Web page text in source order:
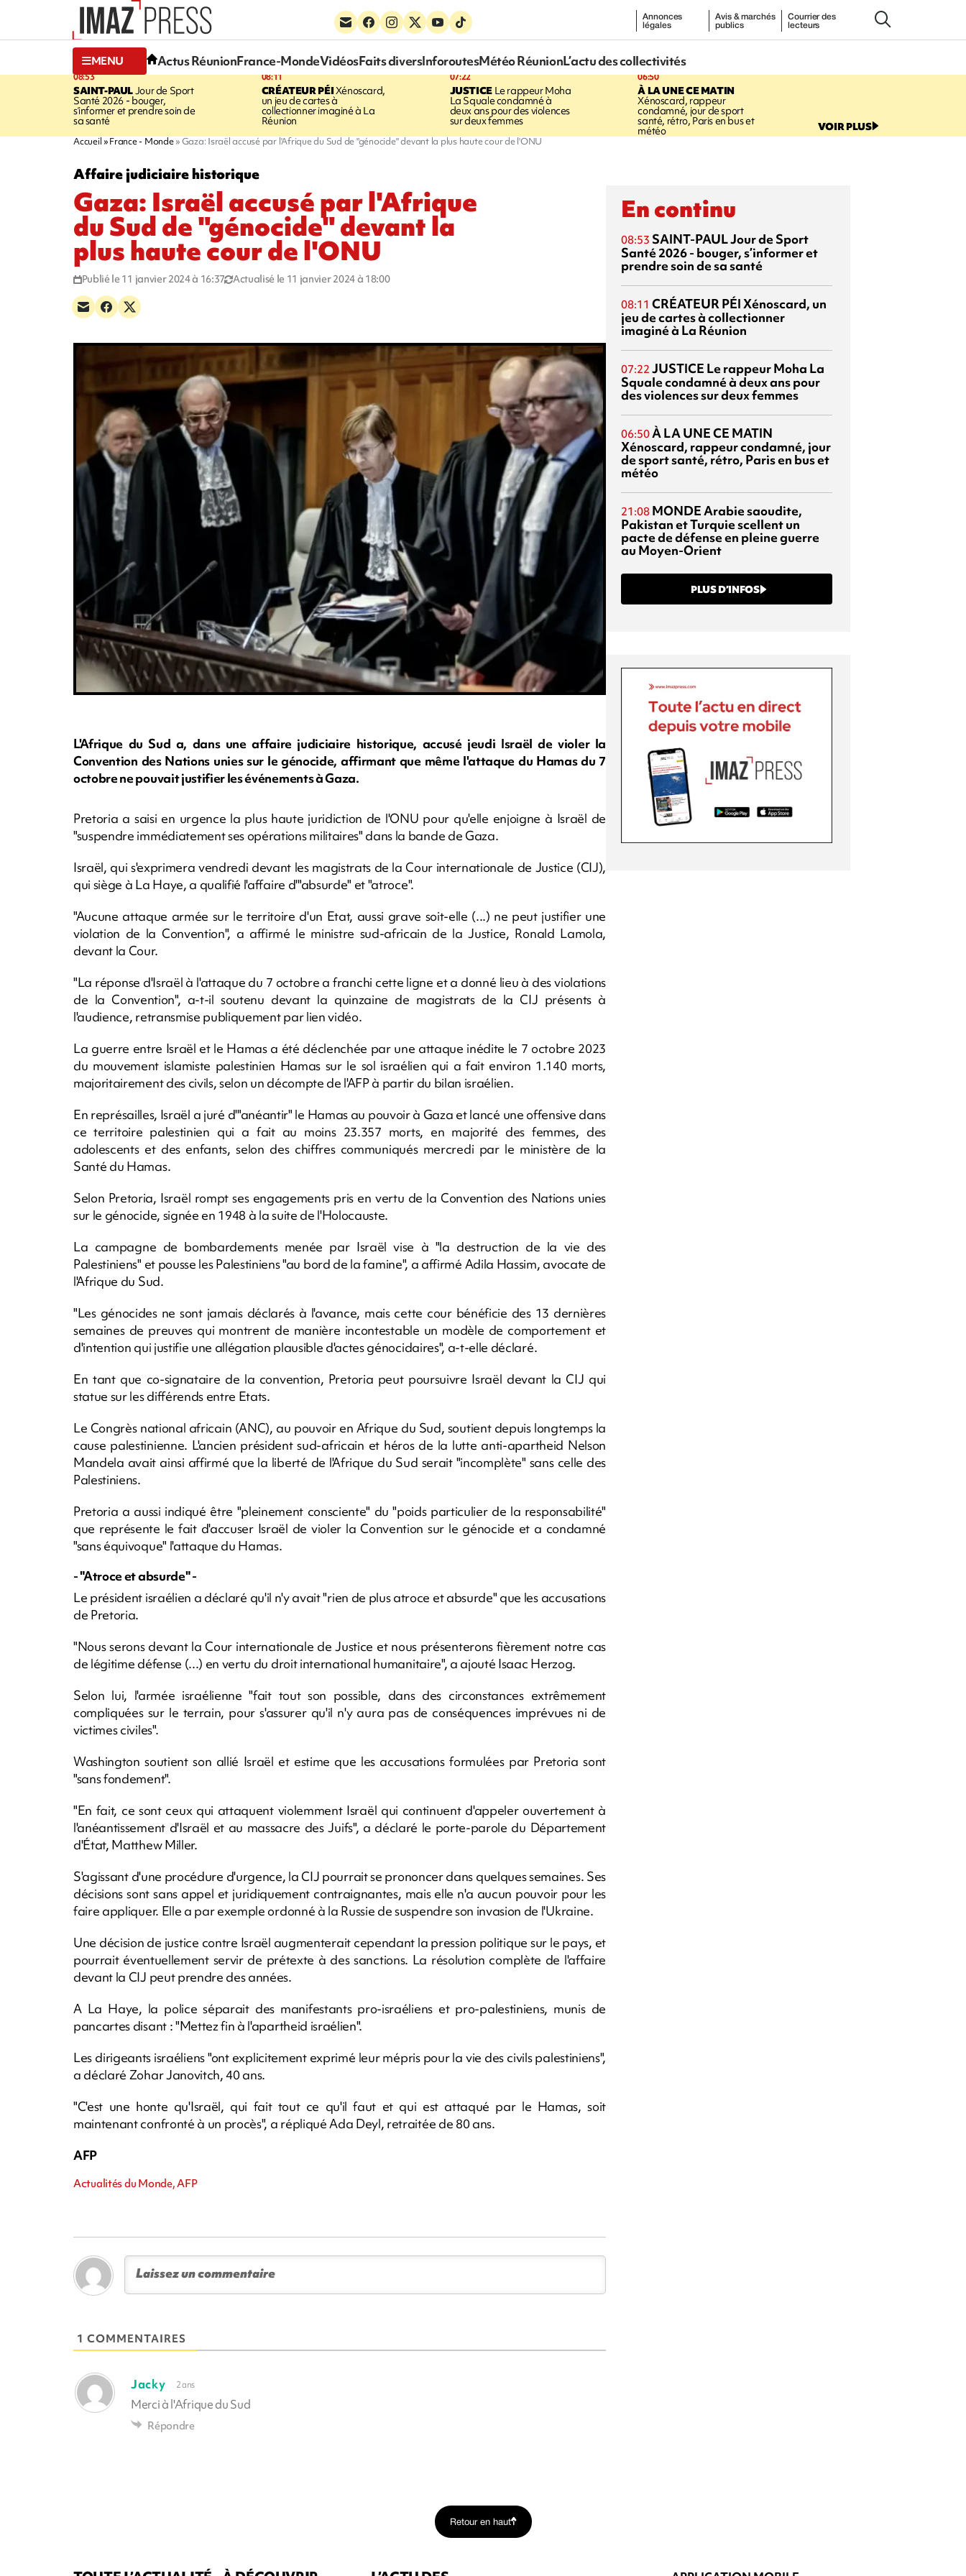
Annonces
légales
Avis & marchés
publics
Courrier des
lecteurs
MENU Actus RéunionFrance-MondeVidéosFaits diversInforoutesMétéo RéunionL’actu des collectivités
08:53
SAINT-PAULJour de Sport
Santé 2026 - bouger,
s’informer et prendre soin de
sa santé
08:11
CRÉATEUR PÉIXénoscard,
un jeu de cartes à
collectionner imaginé à La
Réunion
07:22
JUSTICELe rappeur Moha
La Squale condamné à
deux ans pour des violences
sur deux femmes
06:50
À LA UNE CE MATIN
Xénoscard, rappeur
condamné, jour de sport
santé, rétro, Paris en bus et
météo VOIR PLUS
Accueil France - Monde Gaza: Israël accusé par l'Afrique du Sud de "génocide" devant la plus haute cour de l'ONU
Affaire judiciaire historique
Gaza: Israël accusé par l'Afrique
du Sud de "génocide" devant la
plus haute cour de l'ONU
Publié le 11 janvier 2024 à 16:37 Actualisé le 11 janvier 2024 à 18:00
L'Afrique du Sud a, dans une affaire judiciaire historique, accusé jeudi Israël de violer la
Convention des Nations unies sur le génocide, affirmant que même l'attaque du Hamas du 7
octobre ne pouvait justifier les événements à Gaza.
Pretoria a saisi en urgence la plus haute juridiction de l'ONU pour qu'elle enjoigne à Israël de
"suspendre immédiatement ses opérations militaires" dans la bande de Gaza.
Israël, qui s'exprimera vendredi devant les magistrats de la Cour internationale de Justice (CIJ),
qui siège à La Haye, a qualifié l'affaire d'"absurde" et "atroce".
"Aucune attaque armée sur le territoire d'un Etat, aussi grave soit-elle (...) ne peut justifier une
violation de la Convention", a affirmé le ministre sud-africain de la Justice, Ronald Lamola,
devant la Cour.
"La réponse d'Israël à l'attaque du 7 octobre a franchi cette ligne et a donné lieu à des violations
de la Convention", a-t-il soutenu devant la quinzaine de magistrats de la CIJ présents à
l'audience, retransmise publiquement par lien vidéo.
La guerre entre Israël et le Hamas a été déclenchée par une attaque inédite le 7 octobre 2023
du mouvement islamiste palestinien Hamas sur le sol israélien qui a fait environ 1.140 morts,
majoritairement des civils, selon un décompte de l'AFP à partir du bilan israélien.
En représailles, Israël a juré d'"anéantir" le Hamas au pouvoir à Gaza et lancé une offensive dans
ce territoire palestinien qui a fait au moins 23.357 morts, en majorité des femmes, des
adolescents et des enfants, selon des chiffres communiqués mercredi par le ministère de la
Santé du Hamas.
Selon Pretoria, Israël rompt ses engagements pris en vertu de la Convention des Nations unies
sur le génocide, signée en 1948 à la suite de l'Holocauste.
La campagne de bombardements menée par Israël vise à "la destruction de la vie des
Palestiniens" et pousse les Palestiniens "au bord de la famine", a affirmé Adila Hassim, avocate de
l'Afrique du Sud.
"Les génocides ne sont jamais déclarés à l'avance, mais cette cour bénéficie des 13 dernières
semaines de preuves qui montrent de manière incontestable un modèle de comportement et
d'intention qui justifie une allégation plausible d'actes génocidaires", a-t-elle déclaré.
En tant que co-signataire de la convention, Pretoria peut poursuivre Israël devant la CIJ qui
statue sur les différends entre Etats.
Le Congrès national africain (ANC), au pouvoir en Afrique du Sud, soutient depuis longtemps la
cause palestinienne. L'ancien président sud-africain et héros de la lutte anti-apartheid Nelson
Mandela avait ainsi affirmé que la liberté de l'Afrique du Sud serait "incomplète" sans celle des
Palestiniens.
Pretoria a aussi indiqué être "pleinement consciente" du "poids particulier de la responsabilité"
que représente le fait d'accuser Israël de violer la Convention sur le génocide et a condamné
"sans équivoque" l'attaque du Hamas.
- "Atroce et absurde" -
Le président israélien a déclaré qu'il n'y avait "rien de plus atroce et absurde" que les accusations
de Pretoria.
"Nous serons devant la Cour internationale de Justice et nous présenterons fièrement notre cas
de légitime défense (...) en vertu du droit international humanitaire", a ajouté Isaac Herzog.
Selon lui, l'armée israélienne "fait tout son possible, dans des circonstances extrêmement
compliquées sur le terrain, pour s'assurer qu'il n'y aura pas de conséquences imprévues ni de
victimes civiles".
Washington soutient son allié Israël et estime que les accusations formulées par Pretoria sont
"sans fondement".
"En fait, ce sont ceux qui attaquent violemment Israël qui continuent d'appeler ouvertement à
l'anéantissement d'Israël et au massacre des Juifs", a déclaré le porte-parole du Département
d'État, Matthew Miller.
S'agissant d'une procédure d'urgence, la CIJ pourrait se prononcer dans quelques semaines. Ses
décisions sont sans appel et juridiquement contraignantes, mais elle n'a aucun pouvoir pour les
faire appliquer. Elle a par exemple ordonné à la Russie de suspendre son invasion de l'Ukraine.
Une décision de justice contre Israël augmenterait cependant la pression politique sur le pays, et
pourrait éventuellement servir de prétexte à des sanctions. La résolution complète de l'affaire
devant la CIJ peut prendre des années.
A La Haye, la police séparait des manifestants pro-israéliens et pro-palestiniens, munis de
pancartes disant : "Mettez fin à l'apartheid israélien".
Les dirigeants israéliens "ont explicitement exprimé leur mépris pour la vie des civils palestiniens",
a déclaré Zohar Janovitch, 40 ans.
"C'est une honte qu'Israël, qui fait tout ce qu'il faut et qui est attaqué par le Hamas, soit
maintenant confronté à un procès", a répliqué Ada Deyl, retraitée de 80 ans.
AFP
Actualités du Monde, AFP
1 COMMENTAIRES
Jacky 2 ans
Merci à l'Afrique du Sud
Répondre
En continu
08:53 SAINT-PAULJour de Sport
Santé 2026 - bouger, s’informer et
prendre soin de sa santé
08:11 CRÉATEUR PÉIXénoscard, un
jeu de cartes à collectionner
imaginé à La Réunion
07:22 JUSTICE Le rappeur Moha La
Squale condamné à deux ans pour
des violences sur deux femmes
06:50À LA UNE CE MATIN
Xénoscard, rappeur condamné, jour
de sport santé, rétro, Paris en bus et
météo
21:08 MONDEArabie saoudite,
Pakistan et Turquie scellent un
pacte de défense en pleine guerre
au Moyen-Orient
PLUS D’INFOS
Retour en haut